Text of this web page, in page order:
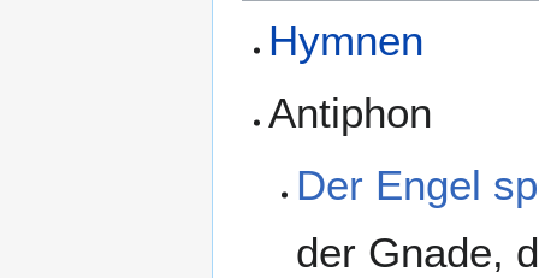
Hymnen
Antiphon
Der Engel
der Gnade,